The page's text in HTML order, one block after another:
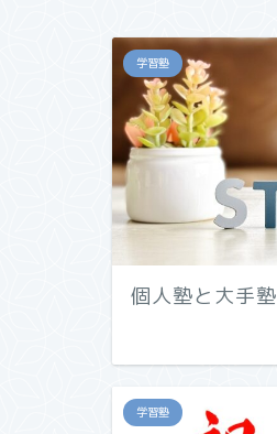
学習塾
個人塾と大手塾
学習塾